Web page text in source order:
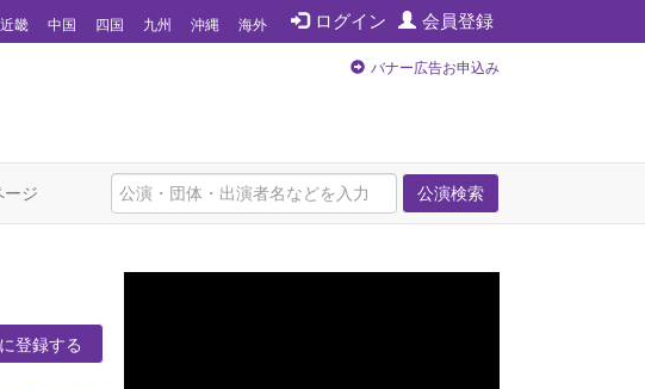
ログイン 会員登録
近畿 中国 四国 九州 沖縄 海外
バナー広告お申込み
公演検索
ージ
登録する